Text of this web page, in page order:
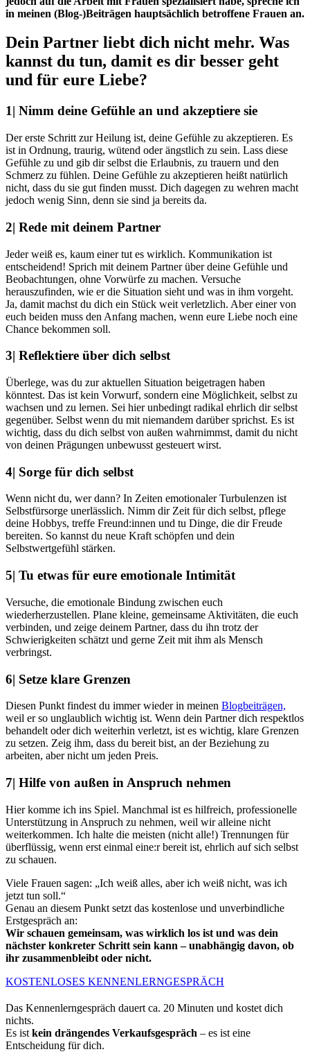
in meinen (Blog-)Beiträgen hauptsächlich betroffene Frauen an.
Dein Partner liebt dich nicht mehr. Was
kannst du tun, damit es dir besser geht
und für eure Liebe?
1| Nimm deine Gefühle an und akzeptiere sie
Der erste Schritt zur Heilung ist, deine Gefühle zu akzeptieren. Es
ist in Ordnung, traurig, wütend oder ängstlich zu sein. Lass diese
Gefühle zu und gib dir selbst die Erlaubnis, zu trauern und den
Schmerz zu fühlen. Deine Gefühle zu akzeptieren heißt natürlich
nicht, dass du sie gut finden musst. Dich dagegen zu wehren macht
jedoch wenig Sinn, denn sie sind ja bereits da.
2| Rede mit deinem Partner
Jeder weiß es, kaum einer tut es wirklich. Kommunikation ist
entscheidend! Sprich mit deinem Partner über deine Gefühle und
Beobachtungen, ohne Vorwürfe zu machen. Versuche
herauszufinden, wie er die Situation sieht und was in ihm vorgeht.
Ja, damit machst du dich ein Stück weit verletzlich. Aber einer von
euch beiden muss den Anfang machen, wenn eure Liebe noch eine
Chance bekommen soll.
3| Reflektiere über dich selbst
Überlege, was du zur aktuellen Situation beigetragen haben
könntest. Das ist kein Vorwurf, sondern eine Möglichkeit, selbst zu
wachsen und zu lernen. Sei hier unbedingt radikal ehrlich dir selbst
gegenüber. Selbst wenn du mit niemandem darüber sprichst. Es ist
wichtig, dass du dich selbst von außen wahrnimmst, damit du nicht
von deinen Prägungen unbewusst gesteuert wirst.
4| Sorge für dich selbst
Wenn nicht du, wer dann? In Zeiten emotionaler Turbulenzen ist
Selbstfürsorge unerlässlich. Nimm dir Zeit für dich selbst, pflege
deine Hobbys, treffe Freund:innen und tu Dinge, die dir Freude
bereiten. So kannst du neue Kraft schöpfen und dein
Selbstwertgefühl stärken.
5| Tu etwas für eure emotionale Intimität
Versuche, die emotionale Bindung zwischen euch
wiederherzustellen. Plane kleine, gemeinsame Aktivitäten, die euch
verbinden, und zeige deinem Partner, dass du ihn trotz der
Schwierigkeiten schätzt und gerne Zeit mit ihm als Mensch
verbringst.
6| Setze klare Grenzen
Diesen Punkt findest du immer wieder in meinen Blogbeiträgen,
weil er so unglaublich wichtig ist. Wenn dein Partner dich respektlos
behandelt oder dich weiterhin verletzt, ist es wichtig, klare Grenzen
zu setzen. Zeig ihm, dass du bereit bist, an der Beziehung zu
arbeiten, aber nicht um jeden Preis.
7| Hilfe von außen in Anspruch nehmen
Hier komme ich ins Spiel. Manchmal ist es hilfreich, professionelle
Unterstützung in Anspruch zu nehmen, weil wir alleine nicht
weiterkommen. Ich halte die meisten (nicht alle!) Trennungen für
überflüssig, wenn erst einmal eine:r bereit ist, ehrlich auf sich selbst
zu schauen.
Viele Frauen sagen: „Ich weiß alles, aber ich weiß nicht, was ich
jetzt tun soll.“
Genau an diesem Punkt setzt das kostenlose und unverbindliche
Erstgespräch an:
Wir schauen gemeinsam, was wirklich los ist und was dein
nächster konkreter Schritt sein kann – unabhängig davon, ob
ihr zusammenbleibt oder nicht.
KOSTENLOSES KENNENLERNGESPRÄCH
Das Kennenlerngespräch dauert ca. 20 Minuten und kostet dich
nichts.
Es ist kein drängendes Verkaufsgespräch – es ist eine
Entscheidung für dich.